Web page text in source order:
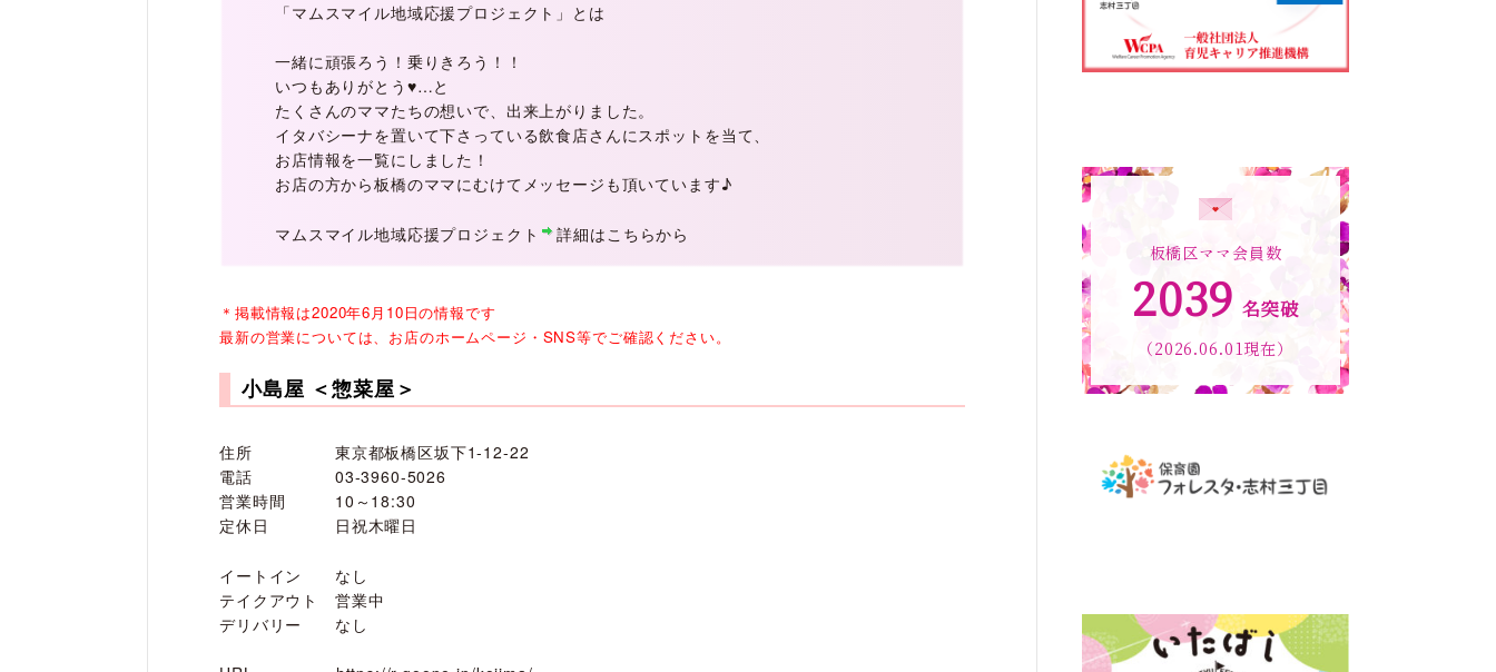
「マムスマイル地域応援プロジェクト」とは
一緒に頑張ろう！乗りきろう！！
いつもありがとう♥️…と
たくさんのママたちの想いで、出来上がりました。
イタバシーナを置いて下さっている飲食店さんにスポットを当て、
お店情報を一覧にしました！
お店の方から板橋のママにむけてメッセージも頂いています♪
マムスマイル地域応援プロジェクト 詳細はこちらから
＊掲載情報は2020年6月10日の情報です
最新の営業については、お店のホームページ・SNS等でご確認ください。
小島屋 ＜惣菜屋＞
住所 東京都板橋区坂下1-12-22
電話 03-3960-5026
営業時間 10～18:30
定休日 日祝木曜日
イートイン なし
テイクアウト 営業中
デリバリー なし
板橋区ママ会員数
2039 名突破
（2026.06.01現在）